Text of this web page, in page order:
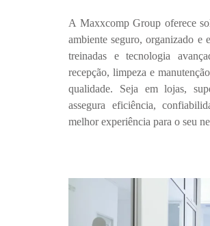
A Maxxcomp Group oferece
ambienteseguro, organizado e
treinadas e tecnologia
recepção, limpeza e manutenção
qualidade. Seja em lojas,
assegura eficiência,
melhor experiência para o seu